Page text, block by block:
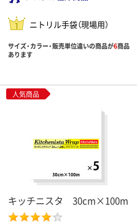
ニトリル手袋（現場用）
サイズ・カラー・販売単位違いの商品が6商品
あります
人気商品
キッチニスタ 30cm×100m